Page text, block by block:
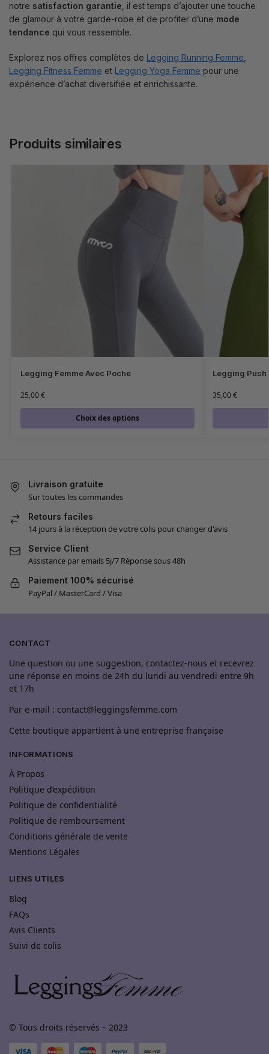
notre satisfaction garantie , il est temps d’ajouter une touche
de glamour à votre garde-robe et de profiter d’une mode
tendance qui vous ressemble.
Explorez nos offres complètes de Legging Running Femme
Legging Fitness Femme et Legging Yoga Femme pour une
expérience d’achat diversifiée et enrichissante.
Produits similaires
Legging Femme Avec Poche
25,00€
Choix des options
Legging Push
35,00€
Livraison gratuite
Sur toutes les commandes
Retours faciles
14 jours à la réception de votre colis pour changer d'avis
Service Client
Assistance par emails 5j/7 Réponse sous 48h
Paiement 100% sécurisé
PayPal / MasterCard / Visa
CONTACT
Une question ou une suggestion, contactez-nous et recevrez
une réponse en moins de 24h du lundi au vendredi entre 9h
et 17h
Par e-mail : contact@leggingsfemme.com
Cette boutique appartient à une entreprise française
INFORMATIONS
À Propos
Politique d’expédition
Politique de confidentialité
Politique de remboursement
Conditions générale de vente
Mentions Légales
LIENS UTILES
Blog
FAQs
Avis Clients
Suivi de colis
© Tous droits réservés – 2023